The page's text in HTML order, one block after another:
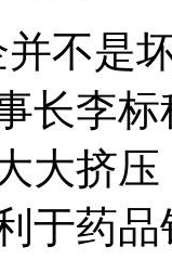
是坏
长李
大挤
于药